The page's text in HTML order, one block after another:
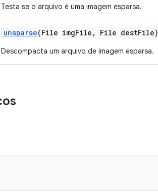
Testa se o arquivo é uma imagem esparsa.
unsparse(File imgFile , File destFile)
Descompacta um arquivo de imagem esparsa.